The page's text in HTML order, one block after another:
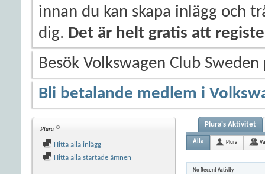
innan du kan skapa inlägg och
dig. Det är helt gratis att
Besök Volkswagen Club
Bli betalande medlem i
Plura
Hitta alla inlägg
Hitta alla startade ämnen
Plura's Aktivitet
Alla Plura
No Recent Activity